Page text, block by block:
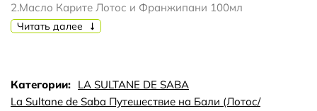
2.Масло Карите Лотос и Франжипани 100мл
3.Масло для тела Лотос и Франжипани 50мл
и не перекрывают друг друга.
Читать далее
Категории: LA SULTANE DE SABA
La Sultane de Saba Путешествие на Бали (Лотос/